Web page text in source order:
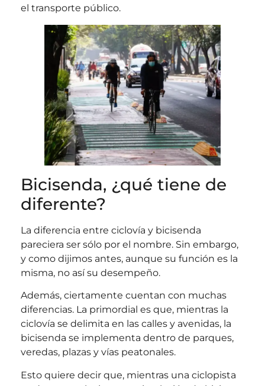
el transporte público.
Bicisenda, ¿qué tiene de
diferente?
La diferencia entre ciclovía y bicisenda
pareciera ser sólo por el nombre. Sin embargo,
y como dijimos antes, aunque su función es la
misma, no así su desempeño.
Además, ciertamente cuentan con muchas
diferencias. La primordial es que, mientras la
ciclovía se delimita en las calles y avenidas, la
bicisenda se implementa dentro de parques,
veredas, plazas y vías peatonales.
Esto quiere decir que, mientras una ciclopista